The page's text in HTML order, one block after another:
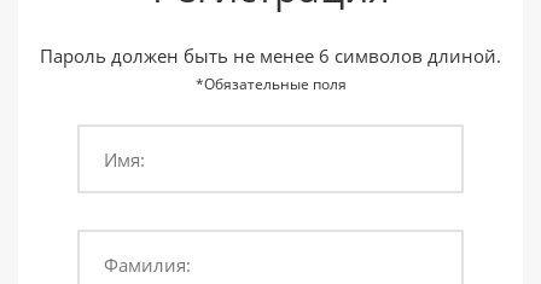
компьютере
Забыли свой пароль?
Пароль должен быть не менее 6 символов длиной.
*Обязательные поля
Имя:
Фамилия: